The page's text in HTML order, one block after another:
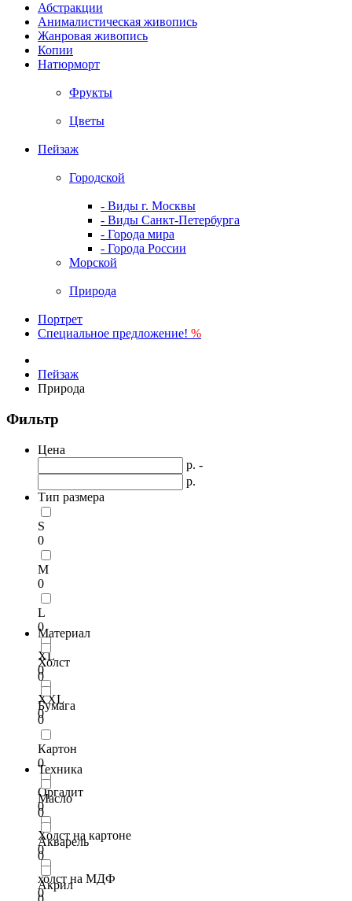
Абстракции
Анималистическая живопись
Жанровая живопись
Копии
Натюрморт
Фрукты
Цветы
Пейзаж
Городской
- Виды г. Москвы
- Виды Санкт-Петербурга
- Города мира
- Города России
Морской
Природа
Портрет
Специальное предложение! %
Пейзаж
Природа
Фильтр
Цена
р. -
р.
Тип размера
S
0
M
0
L
0
XL
0
XXL
0
Материал
Холст
0
Бумага
0
Картон
0
Оргалит
0
Холст на картоне
0
холст на МДФ
0
Техника
Масло
0
Акварель
0
Акрил